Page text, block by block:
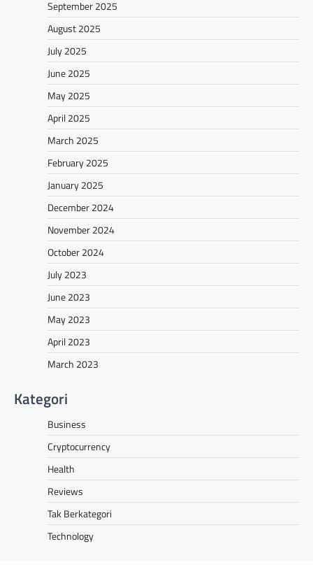
September 2025
August 2025
July 2025
June 2025
May 2025
April 2025
March 2025
February 2025
January 2025
December 2024
November 2024
October 2024
July 2023
June 2023
May 2023
April 2023
March 2023
Kategori
Business
Cryptocurrency
Health
Reviews
Tak Berkategori
Technology